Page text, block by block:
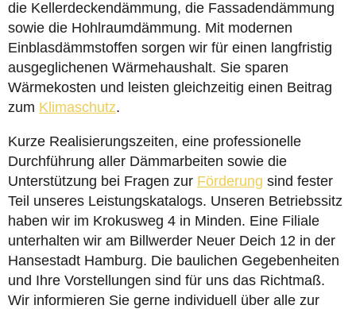
die Kellerdeckendämmung, die Fassadendämmung
sowie die Hohlraumdämmung. Mit modernen
Einblasdämmstoffen sorgen wir für einen langfristig
ausgeglichenen Wärmehaushalt. Sie sparen
Wärmekosten und leisten gleichzeitig einen Beitrag
zum Klimaschutz.
Kurze Realisierungszeiten, eine professionelle
Durchführung aller Dämmarbeiten sowie die
Unterstützung bei Fragen zur Förderung sind fester
Teil unseres Leistungskatalogs. Unseren Betriebssitz
haben wir im Krokusweg 4 in Minden. Eine Filiale
unterhalten wir am Billwerder Neuer Deich 12 in der
Hansestadt Hamburg. Die baulichen Gegebenheiten
und Ihre Vorstellungen sind für uns das Richtmaß.
Wir informieren Sie gerne individuell über alle zur